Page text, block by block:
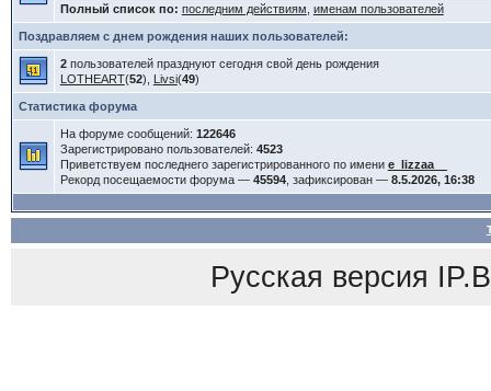
Полный список по: последним действиям именам пользователей
Поздравляем с днем рождения наших пользователей:
2пользователей празднуют сегодня свой день рождения
LOTHEART(52), Livsi(49)
Статистика форума
На форуме сообщений: 122646
Зарегистрировано пользователей: 4523
Приветствуем последнего зарегистрированного по имени e_lizzaa__
Рекорд посещаемости форума — 45594, зафиксирован — 8.5.2026, 16:38
Русская версия